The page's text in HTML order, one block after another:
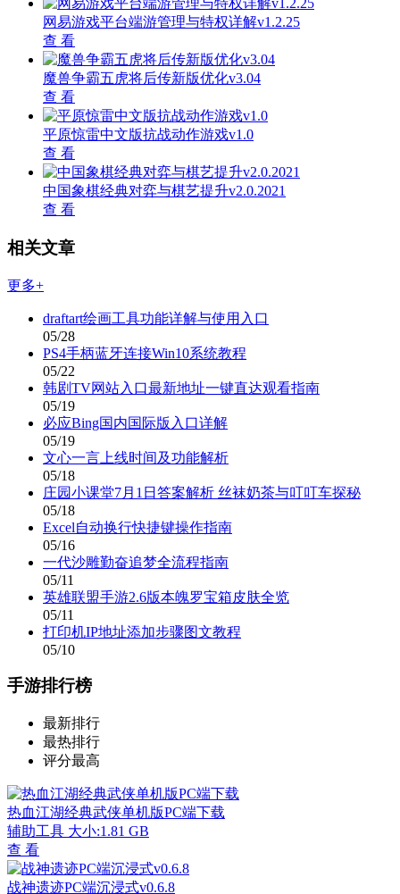
网易游戏平台端游管理与特权详解v1.2.25
查 看
魔兽争霸五虎将后传新版优化v3.04
查 看
平原惊雷中文版抗战动作游戏v1.0
查 看
中国象棋经典对弈与棋艺提升v2.0.2021
查 看
相关文章
更多+
draftart绘画工具功能详解与使用入口
05/28
PS4手柄蓝牙连接Win10系统教程
05/22
韩剧TV网站入口最新地址一键直达观看指南
05/19
必应Bing国内国际版入口详解
05/19
文心一言上线时间及功能解析
05/18
庄园小课堂7月1日答案解析 丝袜奶茶与叮叮车探秘
05/18
Excel自动换行快捷键操作指南
05/16
一代沙雕勤奋追梦全流程指南
05/11
英雄联盟手游2.6版本魄罗宝箱皮肤全览
05/11
打印机IP地址添加步骤图文教程
05/10
手游排行榜
最新排行
最热排行
评分最高
热血江湖经典武侠单机版PC端下载
辅助工具 大小:1.81 GB
查 看
战神遗迹PC端沉浸式v0.6.8